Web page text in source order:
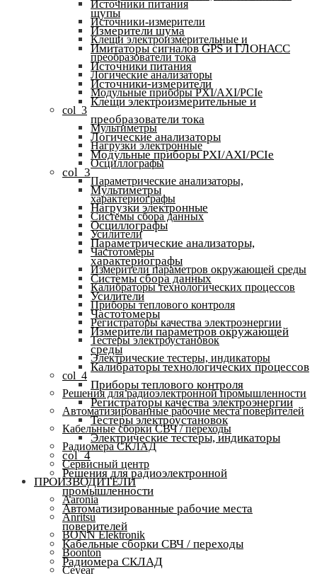
Источники питания
Источники-измерители
Клещи электроизмерительные и
преобразователи тока
Логические анализаторы
Модульные приборы PXI/AXI/PCIe
col_3
Мультиметры
Нагрузки электронные
Осциллографы
Параметрические анализаторы,
характериографы
Системы сбора данных
Усилители
Частотомеры
Измерители параметров окружающей среды
Калибраторы технологических процессов
Приборы теплового контроля
Регистраторы качества электроэнергии
Тестеры электроустановок
Электрические тестеры, индикаторы
col_4
Решения для радиоэлектронной промышленности
Автоматизированные рабочие места поверителей
Кабельные сборки СВЧ / переходы
Радиомера СКЛАД
Сервисный центр
ПРОИЗВОДИТЕЛИ
Aaronia
Anritsu
BONN Elektronik
Boonton
Ceyear
щупы
Измерители шума
Имитаторы сигналов GPS и ГЛОНАСС
Источники питания
Источники-измерители
Клещи электроизмерительные и
преобразователи тока
Логические анализаторы
Модульные приборы PXI/AXI/PCIe
col_3
Мультиметры
Нагрузки электронные
Осциллографы
Параметрические анализаторы,
характериографы
Системы сбора данных
Усилители
Частотомеры
Измерители параметров окружающей
среды
Калибраторы технологических процессов
Приборы теплового контроля
Регистраторы качества электроэнергии
Тестеры электроустановок
Электрические тестеры, индикаторы
col_4
Решения для радиоэлектронной
промышленности
Автоматизированные рабочие места
поверителей
Кабельные сборки СВЧ / переходы
Радиомера СКЛАД